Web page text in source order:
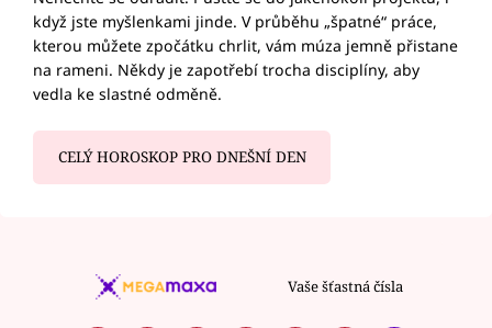
když jste myšlenkami jinde. V průběhu „špatné“ práce,
kterou můžete zpočátku chrlit, vám múza jemně přistane
na rameni. Někdy je zapotřebí trocha disciplíny, aby
vedla ke slastné odměně.
CELÝ HOROSKOP PRO DNEŠNÍ DEN
Vaše šťastná čísla